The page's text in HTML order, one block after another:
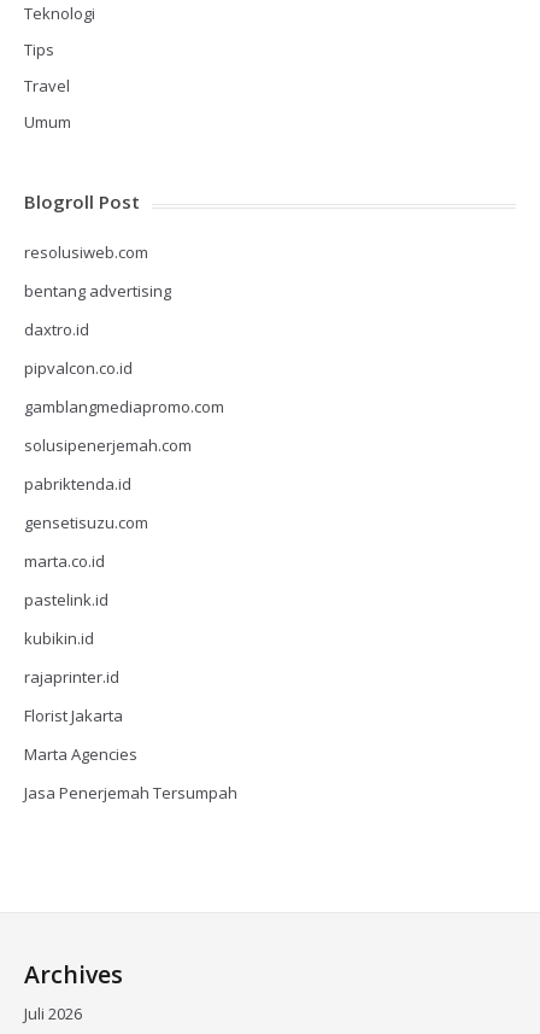
Teknologi
Tips
Travel
Umum
Blogroll Post
resolusiweb.com
bentang advertising
daxtro.id
pipvalcon.co.id
gamblangmediapromo.com
solusipenerjemah.com
pabriktenda.id
gensetisuzu.com
marta.co.id
pastelink.id
kubikin.id
rajaprinter.id
Florist Jakarta
Marta Agencies
Jasa Penerjemah Tersumpah
Archives
Juli 2026